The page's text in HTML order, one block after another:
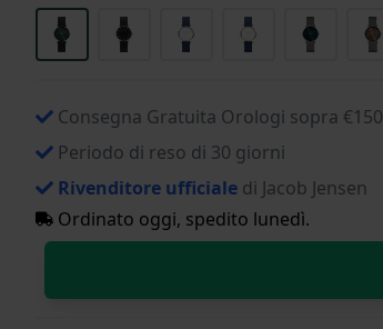
Consegna Gratuita Orologi sopra €150
Periodo di reso di 30 giorni
Rivenditore ufficiale di Jacob Jensen
Ordinato oggi, spedito lunedì.